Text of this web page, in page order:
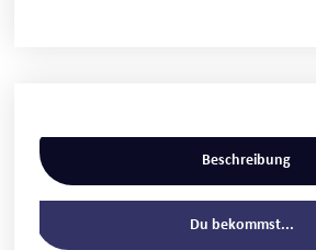
Beschreibung
Du bekommst...